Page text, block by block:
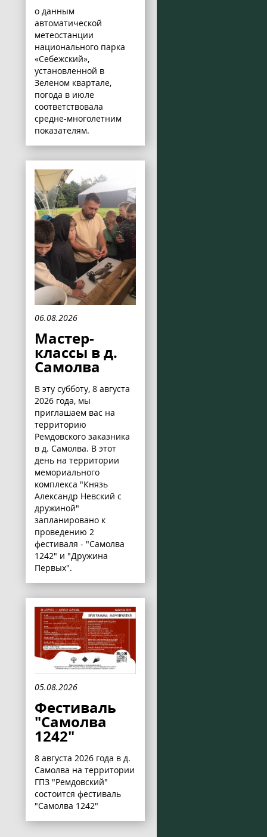
о данным
автоматической
метеостанции
национального парка
«Себежский»,
установленной в
Зеленом квартале,
погода в июле
соответствовала
средне-многолетним
показателям.
06.08.2026
Мастер-
классы в д.
Самолва
В эту субботу, 8 августа
2026 года, мы
приглашаем вас на
территорию
Ремдовского заказника
в д. Самолва. В этот
день на территории
мемориального
комплекса "Князь
Александр Невский с
дружиной"
запланировано к
проведению 2
фестиваля - "Самолва
1242" и "Дружина
Первых".
05.08.2026
Фестиваль
"Самолва
1242"
8 августа 2026 года в д.
Самолва на территории
ГПЗ "Ремдовский"
состоится фестиваль
"Самолва 1242"